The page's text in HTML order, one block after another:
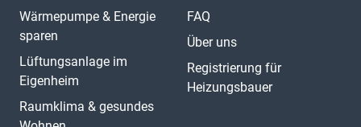
Wärmepumpe & Energie
sparen
Lüftungsanlage im
Eigenheim
Raumklima & gesundes
FAQ
Über uns
Registrierung für
Heizungsbauer